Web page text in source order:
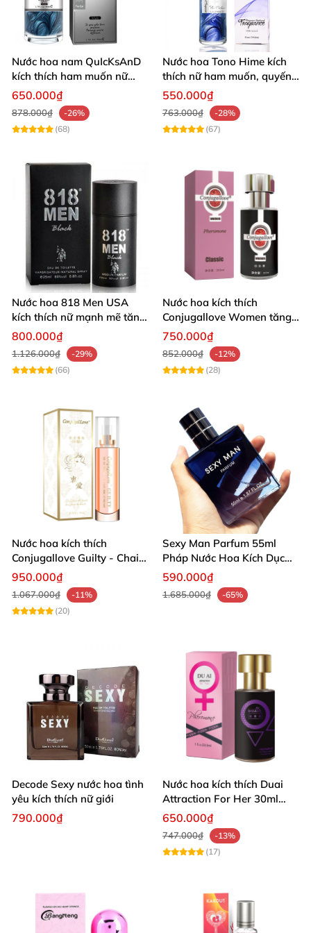
ngọt ngào, nồng nàn và đầy mê hoặc. Đừng chần
chừ,mua ngay hôm nay
để trải nghiệm sự khác biệt
và chinh phục trái tim người thương ngay lập tức! 🌹
Nước hoa nam QuIcKsAnD
kích thích ham muốn nữ
không mùi giá tốt
650.000₫
878.000₫
-26%
(68)
Nước hoa Tono Hime kích
thích nữ ham muốn, quyến
rũ mê ly
550.000₫
763.000₫
-28%
(67)
Nước hoa 818 Men USA
kích thích nữ mạnh mẽ tăng
ham muốn ngay
800.000₫
1.126.000₫
-29%
(66)
Nước hoa kích thích
Conjugallove Women tăng
quyến rũ mê hoặc
750.000₫
852.000₫
-12%
(28)
Nước hoa kích thích
Conjugallove Guilty - Chai
29ml
950.000₫
1.067.000₫
-11%
(20)
Sexy Man Parfum 55ml
Pháp Nước Hoa Kích Dục
Nữ Cao Cấp
590.000₫
1.685.000₫ -65%
Decode Sexy nước hoa tình
yêu kích thích nữ giới
790.000₫
Nước hoa kích thích Duai
Attraction For Her 30ml
tăng ham muốn
650.000₫
747.000₫
-13%
(17)